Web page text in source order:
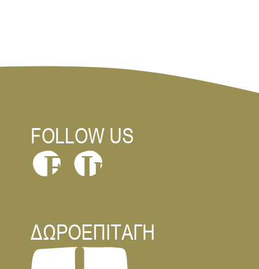
FOLLOW US
F In
ΔΩΡΟΕΠΙΤΑΓΗ